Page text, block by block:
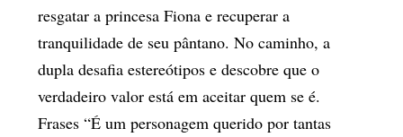
resgatar a princesa Fiona e recuperar a
tranquilidade de seu pântano. No caminho, a
dupla desafia estereótipos e descobre que o
verdadeiro valor está em aceitar quem se é.
Frases “É um personagem querido por tantas